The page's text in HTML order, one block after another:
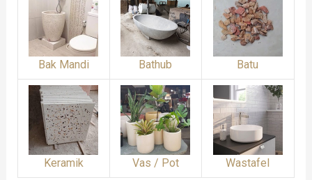
Bak Mandi Bathub Batu
Keramik Vas / Pot Wastafel